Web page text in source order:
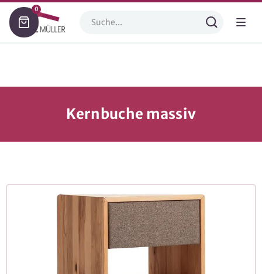
0
Kernbuche massiv